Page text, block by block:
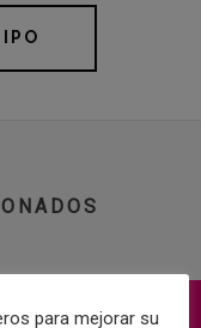
para mejorar su